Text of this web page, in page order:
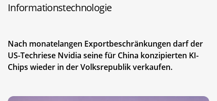
Informationstechnologie
Nach monatelangen Exportbeschränkungen darf der
US-Techriese Nvidia seine für China konzipierten KI-
Chips wieder in der Volksrepublik verkaufen.